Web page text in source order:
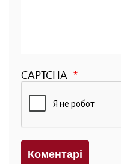
CAPTCHA
Коментарi